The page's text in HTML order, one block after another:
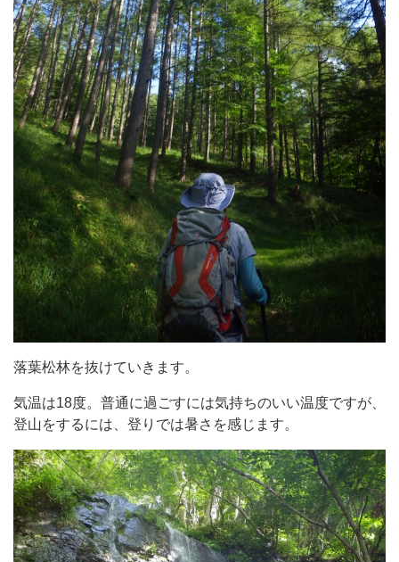
落葉松林を抜けていきます。
気温は18度。普通に過ごすには気持ちのいい温度ですが、
登山をするには、登りでは暑さを感じます。